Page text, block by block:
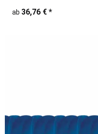
ab 36,76 € *